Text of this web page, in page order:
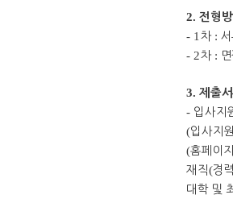
2. 전형
- 1 차 :
- 2차 :
3. 제출
- 입사지
(입사지
(홈페이
재직(경
대학 및